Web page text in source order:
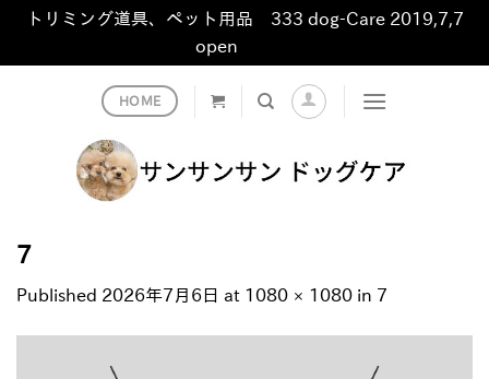
トリミング道具、ペット用品 333 dog-Care 2019,7,7
open
HOME
7
Published 2026年7月6日 at 1080 × 1080 in 7